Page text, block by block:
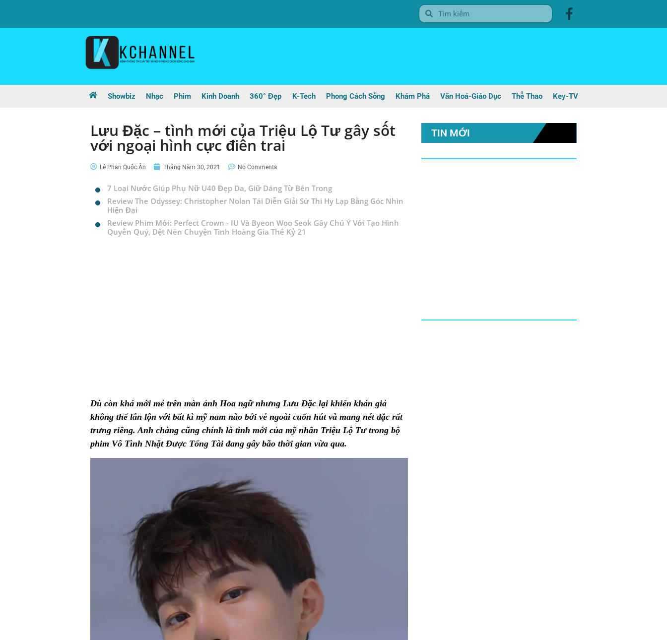
Showbiz Nhạc Phim Kinh Doanh 360° Đẹp K-Tech Phong Cách Sống Khám Phá Văn Hoá-Giáo Dục Thể Thao Key-TV
Lưu Đặc – tình mới của Triệu Lộ Tư gây sốt
với ngoại hình cực điển trai
Lê Phan Quốc Ân Tháng Năm 30, 2021 No Comments
7 Loại Nước Giúp Phụ Nữ U40 Đẹp Da, Giữ Dáng Từ Bên Trong
Review The Odyssey: Christopher Nolan Tái Diễn Giải Sử Thi Hy Lạp Bằng Góc Nhìn
Hiện Đại
Review Phim Mới: Perfect Crown - IU Và Byeon Woo Seok Gây Chú Ý Với Tạo Hình
Quyền Quý, Dệt Nên Chuyện Tình Hoàng Gia Thế Kỷ 21
Dù còn khá mới mẻ trên màn ảnh Hoa ngữ nhưng Lưu Đặc lại khiến khán giả
không thể lẫn lộn với bất kì mỹ nam nào bởi vẻ ngoài cuốn hút và mang nét đặc rất
trưng riêng. Anh chàng cũng chính là tình mới của mỹ nhân Triệu Lộ Tư trong bộ
phim Vô Tình Nhặt Được Tổng Tài đang gây bão thời gian vừa qua.
TIN MỚI